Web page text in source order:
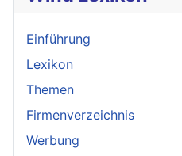
Einführung
Lexikon
Themen
Firmenverzeichnis
Werbung